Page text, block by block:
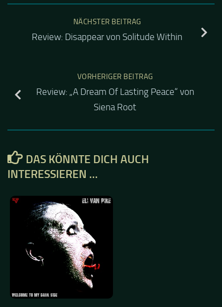
NÄCHSTER BEITRAG
Review: Disappear von Solitude Within
VORHERIGER BEITRAG
Review: „A Dream Of Lasting Peace“ von
Siena Root
DAS KÖNNTE DICH AUCH
INTERESSIEREN …